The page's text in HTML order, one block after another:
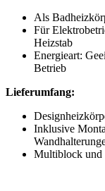
Als
Für
Heizstab
Energieart:
Betrieb
Lieferumfang:
Inklusive
Multiblock und